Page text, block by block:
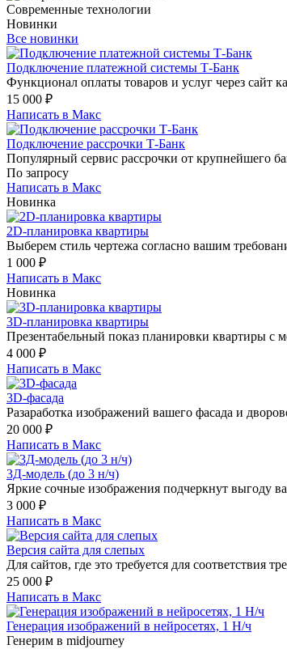
Современные технологии
Новинки
Все новинки
Подключение платежной системы Т-Банк
Функционал оплаты товаров и услуг через сайт
15 000 ₽
Написать в Макс
Подключение рассрочки Т-Банк
Популярный сервис рассрочки от крупнейшего
По запросу
Написать в Макс
Новинка
2D-планировка квартиры
Выберем стиль чертежа согласно вашим
1 000 ₽
Написать в Макс
Новинка
3D-планировка квартиры
Презентабельный показ планировки квартиры с
4 000 ₽
Написать в Макс
3D-фасада
Разаработка изображений вашего фасада и
20 000 ₽
Написать в Макс
3Д-модель (до 3 н/ч)
Яркие сочные изображения подчеркнут выгоду
3 000 ₽
Написать в Макс
Версия сайта для слепых
Для сайтов, где это требуется для соответствия
25 000 ₽
Написать в Макс
Генерация изображений в нейросетях, 1 Н/ч
Генерим в midjourney